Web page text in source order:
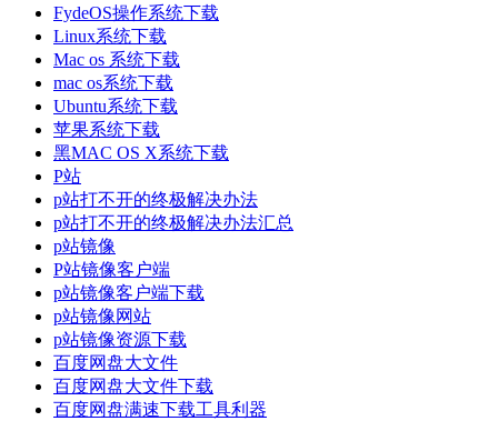
FydeOS操作系统下载
Linux系统下载
Mac os 系统下载
mac os系统下载
Ubuntu系统下载
苹果系统下载
黑MAC OS X系统下载
P站
p站打不开的终极解决办法
p站打不开的终极解决办法汇总
p站镜像
P站镜像客户端
p站镜像客户端下载
p站镜像网站
p站镜像资源下载
百度网盘大文件
百度网盘大文件下载
百度网盘满速下载工具利器